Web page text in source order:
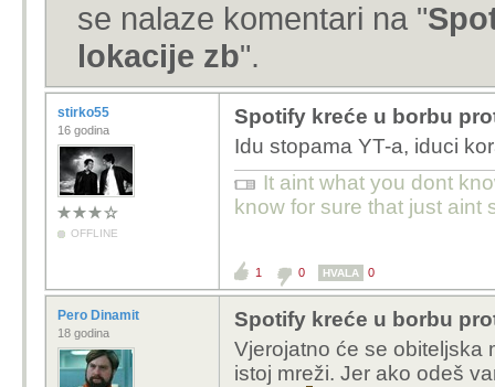
se nalaze komentari na "
lokacije zb".
stirko55
16 godina
OFFLINE
Spotify kreće u borbu
Idu stopama YT-a, iduci
It aint what you dont
know for sure that just aint
1 0 HVALA 0
Pero Dinamit
18 godina
Spotify kreće u borbu
Vjerojatno će se obiteljska
istoj mreži. Jer ako odeš